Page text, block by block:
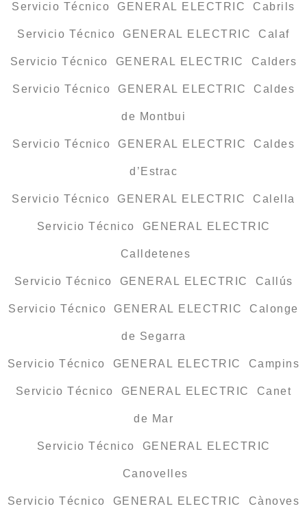
Servicio Técnico GENERAL ELECTRIC Cabrils
Servicio Técnico GENERAL ELECTRIC Calaf
Servicio Técnico GENERAL ELECTRIC Calders
Servicio Técnico GENERAL ELECTRIC Caldes
de Montbui
Servicio Técnico GENERAL ELECTRIC Caldes
d’Estrac
Servicio Técnico GENERAL ELECTRIC Calella
Servicio Técnico GENERAL ELECTRIC
Calldetenes
Servicio Técnico GENERAL ELECTRIC Callús
Servicio Técnico GENERAL ELECTRIC Calonge
de Segarra
Servicio Técnico GENERAL ELECTRIC Campins
Servicio Técnico GENERAL ELECTRIC Canet
de Mar
Servicio Técnico GENERAL ELECTRIC
Canovelles
Servicio Técnico GENERAL ELECTRIC Cànoves